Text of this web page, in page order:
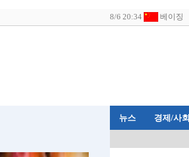
뉴스 경제/사회